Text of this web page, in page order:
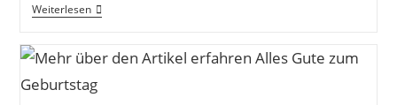
Weiterlesen